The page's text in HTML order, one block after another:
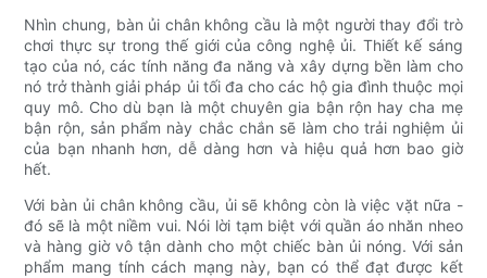
Nhìn chung, bàn ủi chân không cầu là một người thay đổi trò
chơi thực sự trong thế giới của công nghệ ủi. Thiết kế sáng
tạo của nó, các tính năng đa năng và xây dựng bền làm cho
nó trở thành giải pháp ủi tối đa cho các hộ gia đình thuộc mọi
quy mô. Cho dù bạn là một chuyên gia bận rộn hay cha mẹ
bận rộn, sản phẩm này chắc chắn sẽ làm cho trải nghiệm ủi
của bạn nhanh hơn, dễ dàng hơn và hiệu quả hơn bao giờ
hết.
Với bàn ủi chân không cầu, ủi sẽ không còn là việc vặt nữa -
đó sẽ là một niềm vui. Nói lời tạm biệt với quần áo nhăn nheo
và hàng giờ vô tận dành cho một chiếc bàn ủi nóng. Với sản
phẩm mang tính cách mạng này, bạn có thể đạt được kết